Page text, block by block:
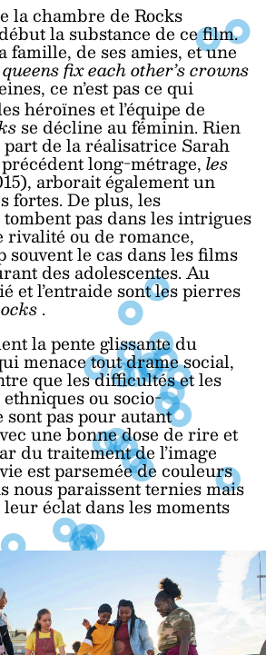
la chambre de Rocks
la substance de ce film.
famille, de ses amies, et une
fix each other’s crowns
ce n’est pas ce qui
héroïnes et l’équipe de
se décline au féminin. Rien
part de la réalisatrice Sarah
long-métrage,les
arborait également un
fortes. De plus, les
pas dans les intrigues
ou de romance,
souvent le cas dans les films
des adolescentes. Au
et l’entraide sont les pierres
.
la pente glissante du
menace tout drame social,
que les difficultés et les
ou socio-
sont pas pour autant
une bonne dose de rire et
du traitement de l’image
est parsemée de couleurs
nous paraissent ternies mais
éclat dans les moments